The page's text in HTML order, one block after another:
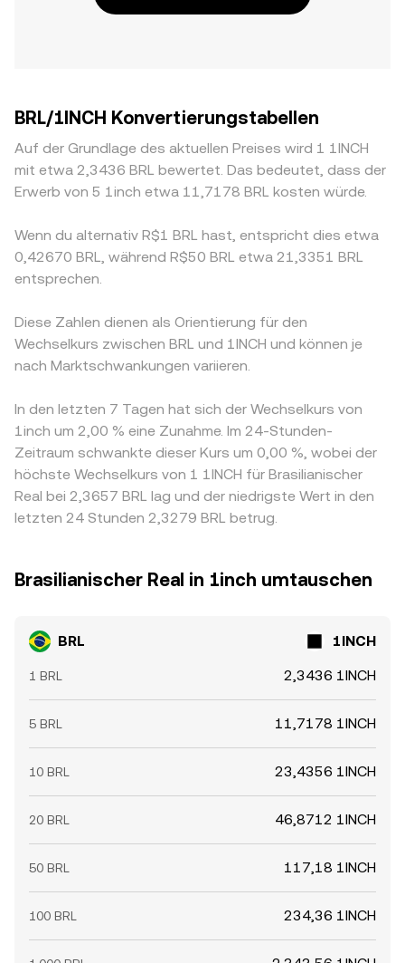
BRL/1INCH Konvertierungstabellen
Auf der Grundlage des aktuellen Preises wird 1 1INCH
mit etwa 2,3436 BRL bewertet. Das bedeutet, dass der
Erwerb von 5 1inch etwa 11,7178 BRL kosten würde.
Wenn du alternativ R$1 BRL hast, entspricht dies etwa
0,42670 BRL, während R$50 BRL etwa 21,3351 BRL
entsprechen.
Diese Zahlen dienen als Orientierung für den
Wechselkurs zwischen BRL und 1INCH und können je
nach Marktschwankungen variieren.
In den letzten 7 Tagen hat sich der Wechselkurs von
1inch um 2,00 % eine Zunahme. Im 24-Stunden-
Zeitraum schwankte dieser Kurs um 0,00 %, wobei der
höchste Wechselkurs von 1 1INCH für Brasilianischer
Real bei 2,3657 BRL lag und der niedrigste Wert in den
letzten 24 Stunden 2,3279 BRL betrug.
Brasilianischer Real in 1inch umtauschen
BRL 1INCH
1 BRL 2,3436 1INCH
5 BRL 11,7178 1INCH
10 BRL 23,4356 1INCH
20 BRL 46,8712 1INCH
50 BRL 117,18 1INCH
100 BRL 234,36 1INCH